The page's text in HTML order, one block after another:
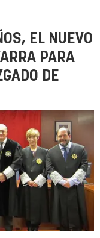
EL NUEVO
PARA
DE